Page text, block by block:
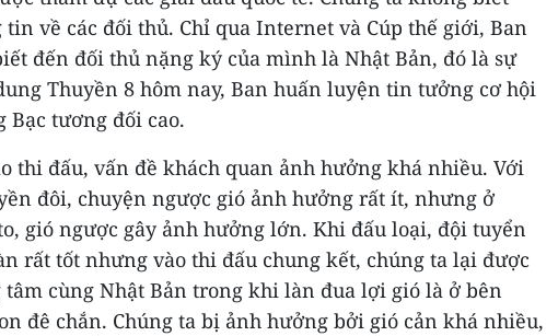
về các đối thủ. Chỉ qua Internet và Cúp thế giới, Ban
đến đối thủ nặng ký của mình là Nhật Bản, đó là sự
Thuyền 8 hôm nay, Ban huấn luyện tin tưởng cơ hội
Bạc tương đối cao.
thi đấu, vấn đề khách quan ảnh hưởng khá nhiều. Với
đôi, chuyện ngược gió ảnh hưởng rất ít, nhưng ở
gió ngược gây ảnh hưởng lớn. Khi đấu loại, đội tuyển
rất tốt nhưng vào thi đấu chung kết, chúng ta lại được
cùng Nhật Bản trong khi làn đua lợi gió là ở bên
đê chắn. Chúng ta bị ảnh hưởng bởi gió cản khá nhiều,